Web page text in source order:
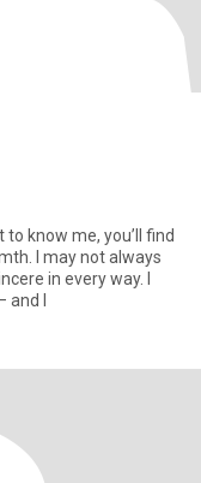
know me, you’ll find
I may not always
in every way. I
I